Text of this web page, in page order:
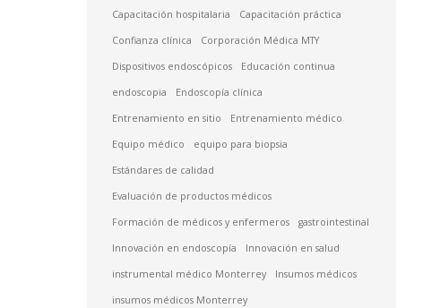
Capacitación hospitalaria Capacitación práctica
Confianza clínica Corporación Médica MTY
Dispositivos endoscópicos Educación continua
endoscopia Endoscopía clínica
Entrenamiento en sitio Entrenamiento médico
Equipo médico equipo para biopsia
Estándares de calidad
Evaluación de productos médicos
Formación de médicos y enfermeros gastrointestinal
Innovación en endoscopía Innovación en salud
instrumental médico Monterrey Insumos médicos
insumos médicos Monterrey